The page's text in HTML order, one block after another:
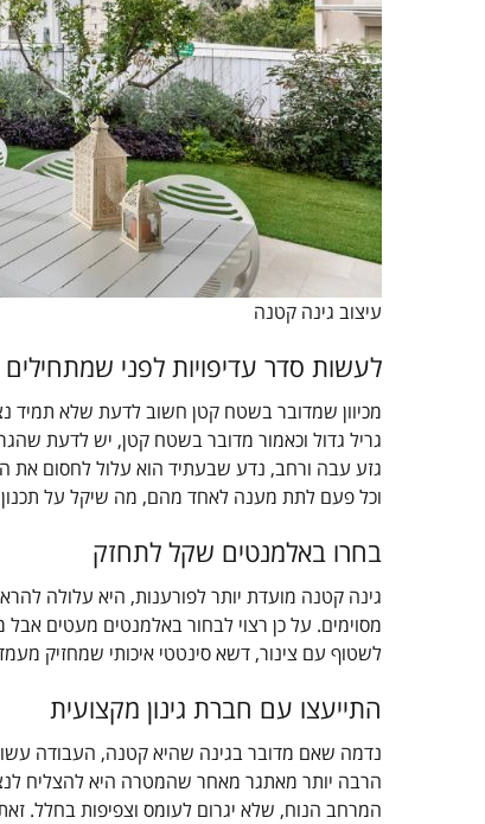
עיצוב גינה קטנה
לעשות סדר עדיפויות לפני שמתחילים
מכיוון שמדובר בשטח קטן חשוב לדעת שלא תמיד
גריל גדול וכאמור מדובר בשטח קטן, יש לדעת
גזע עבה ורחב, נדע שבעתיד הוא עלול לחסום את
וכל פעם לתת מענה לאחד מהם, מה שיקל על תכנון
בחרו באלמנטים שקל לתחזק
גינה קטנה מועדת יותר לפורענות, היא עלולה
מסוימים. על כן רצוי לבחור באלמנטים מעטים
לשטוף עם צינור, דשא סינטטי איכותי שמחזיק
התייעצו עם חברת גינון מקצועית
נדמה שאם מדובר בגינה שהיא קטנה, העבודה
הרבה יותר מאתגר מאחר שהמטרה היא להצליח
המרחב הנוח, שלא יגרום לעומס וצפיפות בחלל.